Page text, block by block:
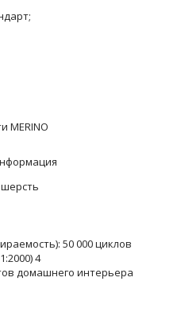
MERINO
50 000 циклов
4
домашнего интерьера